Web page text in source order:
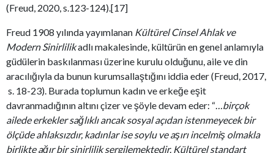
(Freud, 2020, s.123-124).[17]
Freud 1908 yılında yayımlanan Kültürel Cinsel Ahlak ve
Modern Sinirlilikadlı makalesinde, kültürün en genel anlamıyla
güdülerin baskılanması üzerine kurulu olduğunu, aile ve din
aracılığıyla da bunun kurumsallaştığını iddia eder (Freud, 2017,
s. 18-23). Burada toplumun kadın ve erkeğe eşit
davranmadığının altını çizer ve şöyle devam eder: “…birçok
ailede erkekler sağlıklı ancak sosyal açıdan istenmeyecek bir
ölçüde ahlaksızdır, kadınlar ise soylu ve aşırı incelmiş olmakla
birlikte ağır bir sinirlilik sergilemektedir. Kültürel standart